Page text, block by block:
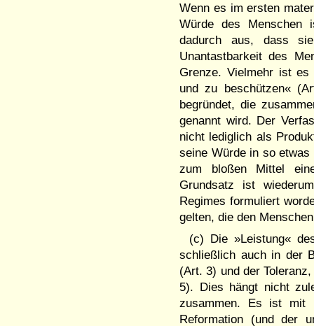
Wenn es im ersten
Würde des Menschen
dadurch aus, dass
Unantastbarkeit des
Grenze. Vielmehr ist es
und zu beschützen«
begründet, die
genannt wird. Der
nicht lediglich als
seine Würde in so
zum bloßen Mittel
Grundsatz ist
Regimes formuliert
gelten, die den
(c) Die »Leistung«
schließlich auch in der
(Art. 3) und der
5). Dies hängt nicht
zusammen. Es ist mit
Reformation (und der